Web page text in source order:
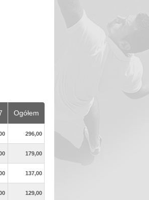
Ogółem
296,00
179,00
137,00
129,00